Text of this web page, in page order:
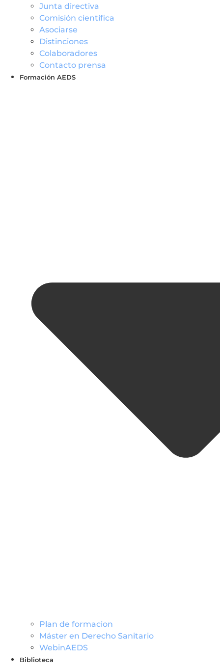
Junta directiva
Comisión científica
Asociarse
Distinciones
Colaboradores
Contacto prensa
Formación AEDS
Plan de formacion
Máster en Derecho Sanitario
WebinAEDS
Biblioteca